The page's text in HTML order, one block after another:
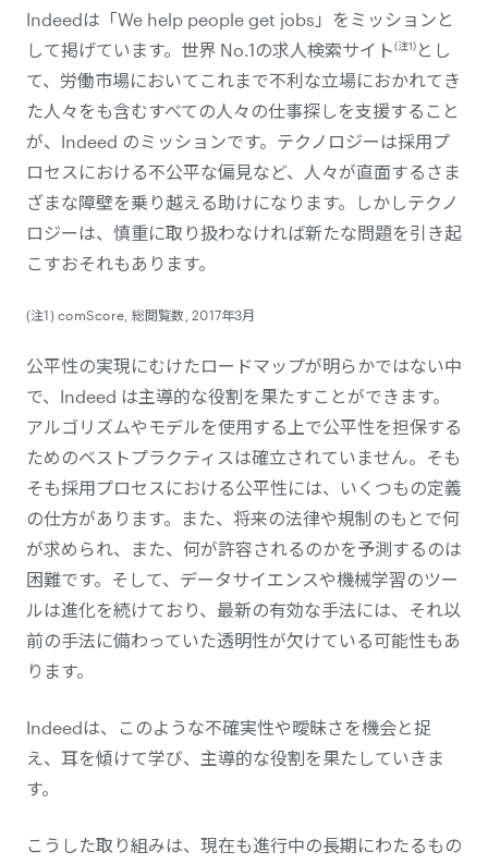
Indeedは「We help people get jobs」をミッションと
して掲げています。世界 No.1の求人検索サイト(注1) とし
て、労働市場においてこれまで不利な立場におかれてき
た人々をも含むすべての人々の仕事探しを支援すること
が、Indeed のミッションです。テクノロジーは採用プ
ロセスにおける不公平な偏見など、人々が直面するさま
ざまな障壁を乗り越える助けになります。しかしテクノ
ロジーは、慎重に取り扱わなければ新たな問題を引き起
こすおそれもあります。
(注1) comScore, 総閲覧数, 2017年3月
公平性の実現にむけたロードマップが明らかではない中
で、Indeed は主導的な役割を果たすことができます。
アルゴリズムやモデルを使用する上で公平性を担保する
ためのベストプラクティスは確立されていません。そも
そも採用プロセスにおける公平性には、いくつもの定義
の仕方があります。また、将来の法律や規制のもとで何
が求められ、また、何が許容されるのかを予測するのは
困難です。そして、データサイエンスや機械学習のツー
ルは進化を続けており、最新の有効な手法には、それ以
前の手法に備わっていた透明性が欠けている可能性もあ
ります。
Indeedは、このような不確実性や曖昧さを機会と捉
え、耳を傾けて学び、主導的な役割を果たしていきま
す。
こうした取り組みは、現在も進行中の長期にわたるもの